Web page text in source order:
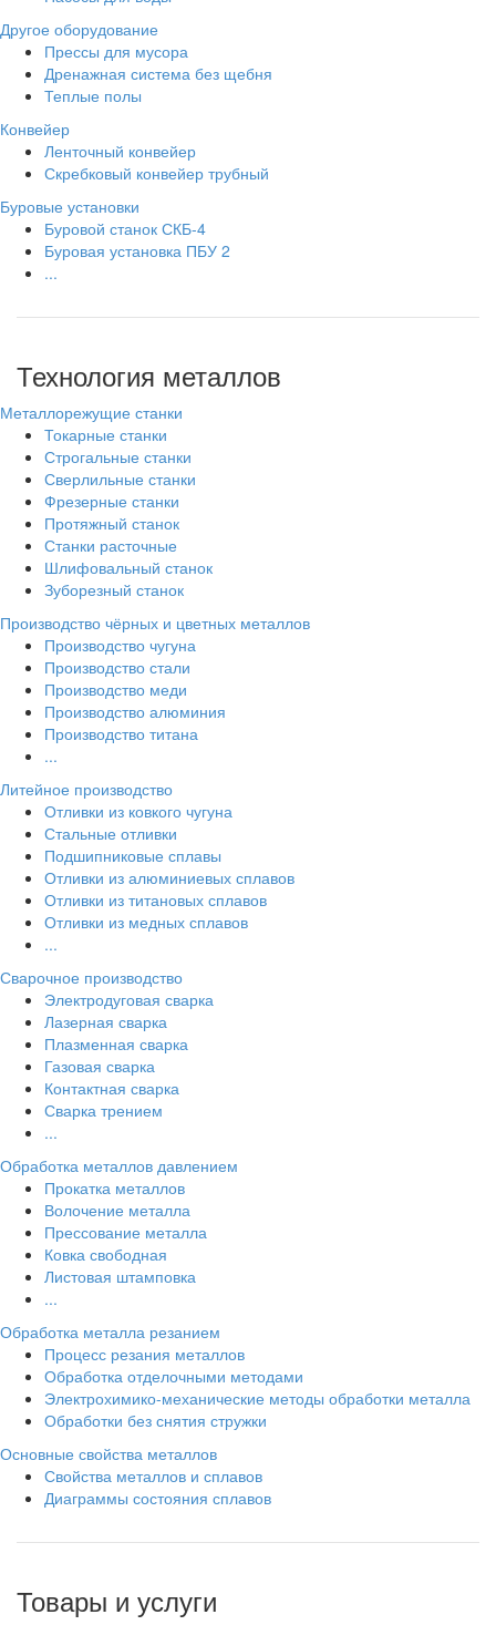
Другое оборудование
Прессы для мусора
Дренажная система без щебня
Теплые полы
Конвейер
Ленточный конвейер
Скребковый конвейер трубный
Буровые установки
Буровой станок СКБ-4
Буровая установка ПБУ 2
...
Технология металлов
Металлорежущие станки
Токарные станки
Строгальные станки
Сверлильные станки
Фрезерные станки
Протяжный станок
Станки расточные
Шлифовальный станок
Зуборезный станок
Производство чёрных и цветных металлов
Производство чугуна
Производство стали
Производство меди
Производство алюминия
Производство титана
...
Литейное производство
Отливки из ковкого чугуна
Стальные отливки
Подшипниковые сплавы
Отливки из алюминиевых сплавов
Отливки из титановых сплавов
Отливки из медных сплавов
...
Сварочное производство
Электродуговая сварка
Лазерная сварка
Плазменная сварка
Газовая сварка
Контактная сварка
Сварка трением
...
Обработка металлов давлением
Прокатка металлов
Волочение металла
Прессование металла
Ковка свободная
Листовая штамповка
...
Обработка металла резанием
Процесс резания металлов
Обработка отделочными методами
Электрохимико-механические методы обработки металла
Обработки без снятия стружки
Основные свойства металлов
Свойства металлов и сплавов
Диаграммы состояния сплавов
Товары и услуги